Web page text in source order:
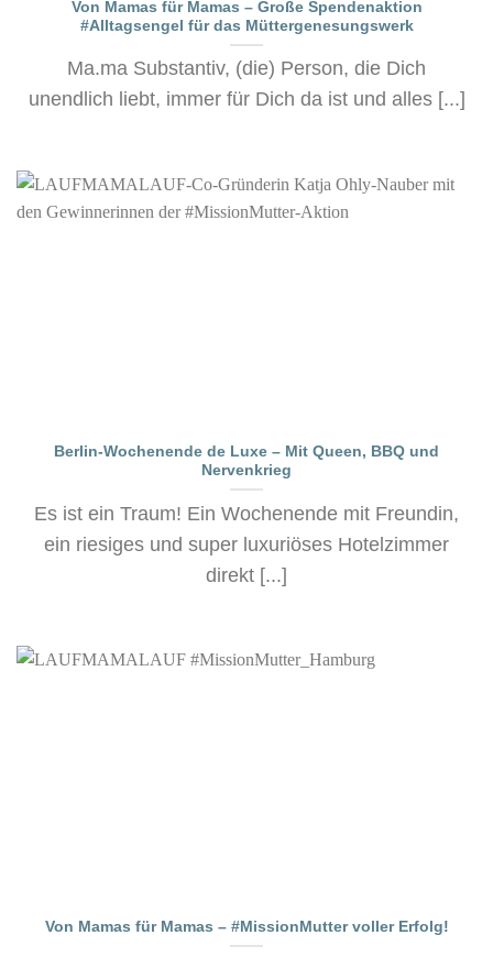
Von Mamas für Mamas – Große Spendenaktion
#Alltagsengel für das Müttergenesungswerk
Ma.ma Substantiv, (die) Person, die Dich
unendlich liebt, immer für Dich da ist und alles [...]
Berlin-Wochenende de Luxe – Mit Queen, BBQ und
Nervenkrieg
Es ist ein Traum! Ein Wochenende mit Freundin,
ein riesiges und super luxuriöses Hotelzimmer
direkt [...]
Von Mamas für Mamas – #MissionMutter voller Erfolg!